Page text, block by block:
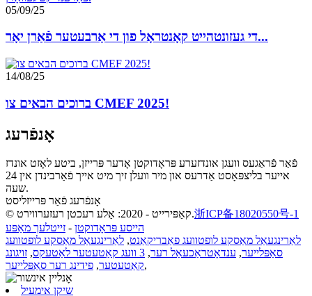
05/09/25
די געזונטהייט קאָנטראָל פון די אַרבעטער פֿאַרן יאָר...
14/08/25
ברוכים הבאים צו CMEF 2025!
אָנפֿרעג
פֿאַר פֿראַגעס וועגן אונדזערע פּראָדוקטן אָדער פּרייזן, ביטע לאָזט אונדז
אייער בליצפּאָסט אַדרעס און מיר וועלן זיך מיט אייך פֿאַרבינדן אין 24
שעה.
אָנפֿרעג פֿאַר פּרייזליסט
© קאַפּירייט - 2020: אַלע רעכטן רעזערווירט.浙ICP备18020550号-1
הייסע פּראָדוקטן - זייטלעך מאַפּע
לאַרינגעאַל מאַסקע לופטוועג פאַבריקאַנט, לאַרינגעאַל מאַסקע לופטוועג
סאַפּלייער, ענדאָטראַכעאַל רער, 3 וועג קאַטעטער לאַטעקס , זויגונג
קאַטעטער, פידינג רער סאַפּלייער ,
שיקן אימעיל